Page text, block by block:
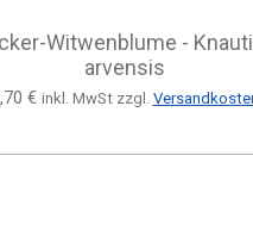
Witwenblume -
arvensis
€ inkl. MwSt zzgl.